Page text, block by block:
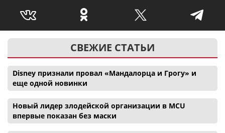
СВЕЖИЕ СТАТЬИ
Disney признали провал «Мандалорца и Грогу» и
еще одной новинки
Новый лидер злодейской организации в MCU
впервые показан без маски